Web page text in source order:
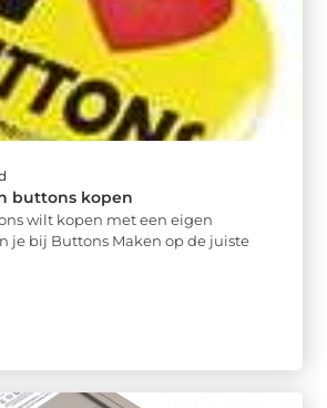
buttons kopen
wilt kopen met een eigen
je bij Buttons Maken op de juiste